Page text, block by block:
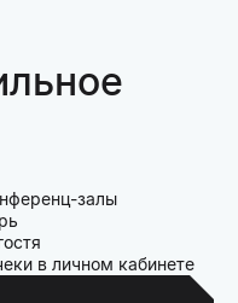
залы
в личном кабинете